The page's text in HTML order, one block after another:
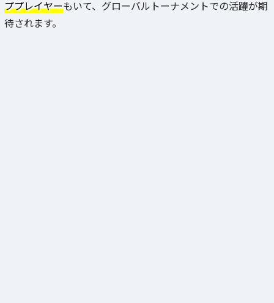
ププレイヤーもいて、グローバルトーナメントでの活躍が期
待されます。